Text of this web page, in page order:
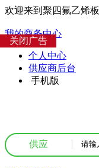
欢迎来到聚四氟乙烯板
我的商务中心
个人中心
供应商后台
手机版
供应
关闭广告